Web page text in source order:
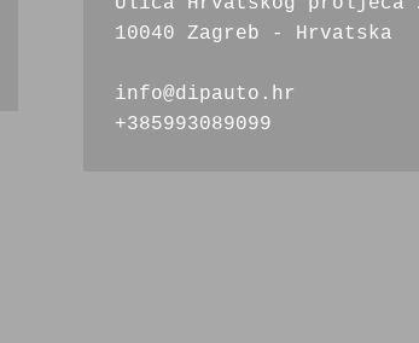
10040 Zagreb - Hrvatska
info@dipauto.hr
+385993089099